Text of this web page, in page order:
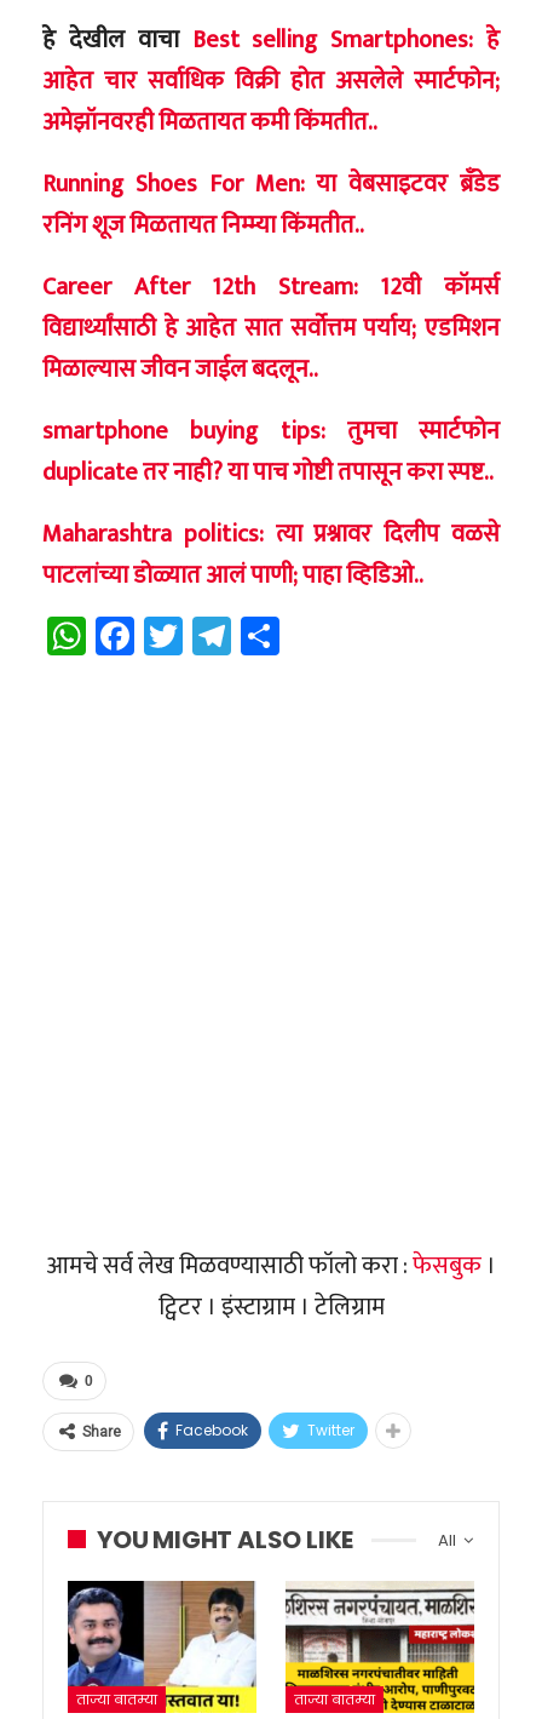
हे देखील वाचा Best selling Smartphones: हे
आहेत चार सर्वाधिक विक्री होत असलेले स्मार्टफोन;
अमेझॉनवरही मिळतायत कमी किंमतीत..
Running Shoes For Men: या वेबसाइटवर ब्रँडेड
रनिंग शूज मिळतायत निम्म्या किंमतीत..
Career After 12th Stream: 12वी कॉमर्स
विद्यार्थ्यांसाठी हे आहेत सात सर्वोत्तम पर्याय; एडमिशन
मिळाल्यास जीवन जाईल बदलून..
smartphone buying tips: तुमचा स्मार्टफोन
duplicate तर नाही? या पाच गोष्टी तपासून करा स्पष्ट..
Maharashtra politics: त्या प्रश्नावर दिलीप वळसे
पाटलांच्या डोळ्यात आलं पाणी; पाहा व्हिडिओ..
WhatsApp
Facebook
TwitterTelegram
आमचे सर्व लेख मिळवण्यासाठी फॉलो करा :फेसबुक ।
ट्विटर । इंस्टाग्राम । टेलिग्राम
0
Share Facebook Twitter
All
YOU MIGHT ALSO LIKE
ताज्या बातम्या ताज्या बातम्या